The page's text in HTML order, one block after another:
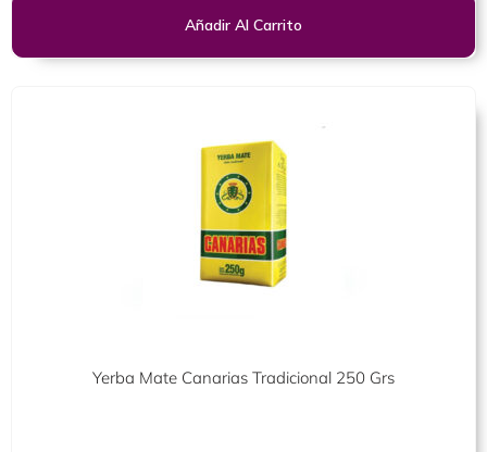
Añadir Al Carrito
Yerba Mate Canarias Tradicional 250 Grs